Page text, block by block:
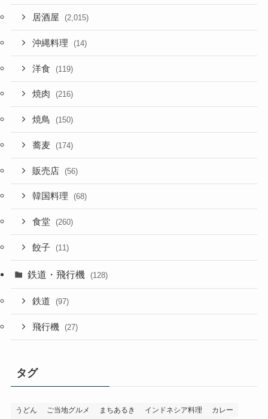
居酒屋 (2,015)
沖縄料理 (14)
洋食 (119)
焼肉 (216)
焼鳥 (150)
蕎麦 (174)
販売店 (56)
韓国料理 (68)
食堂 (260)
餃子 (11)
鉄道・飛行機 (128)
鉄道 (97)
飛行機 (27)
タグ
うどん ご当地グルメ まちあるき インドネシア料理
カレー